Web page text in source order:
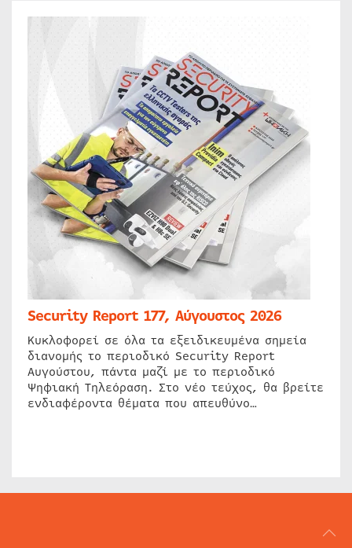
Security Report 177, Αύγουστος 2026
Κυκλοφορεί σε όλα τα εξειδικευμένα σημεία
διανομής το περιοδικό Security Report
Αυγούστου, πάντα μαζί με το περιοδικό
Ψηφιακή Τηλεόραση. Στο νέο τεύχος, θα βρείτε
ενδιαφέροντα θέματα που απευθύνο…